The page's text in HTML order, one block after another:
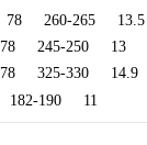
78 260-265
13.5
78 245-250
13
78 325-330
14.9
182-190 11